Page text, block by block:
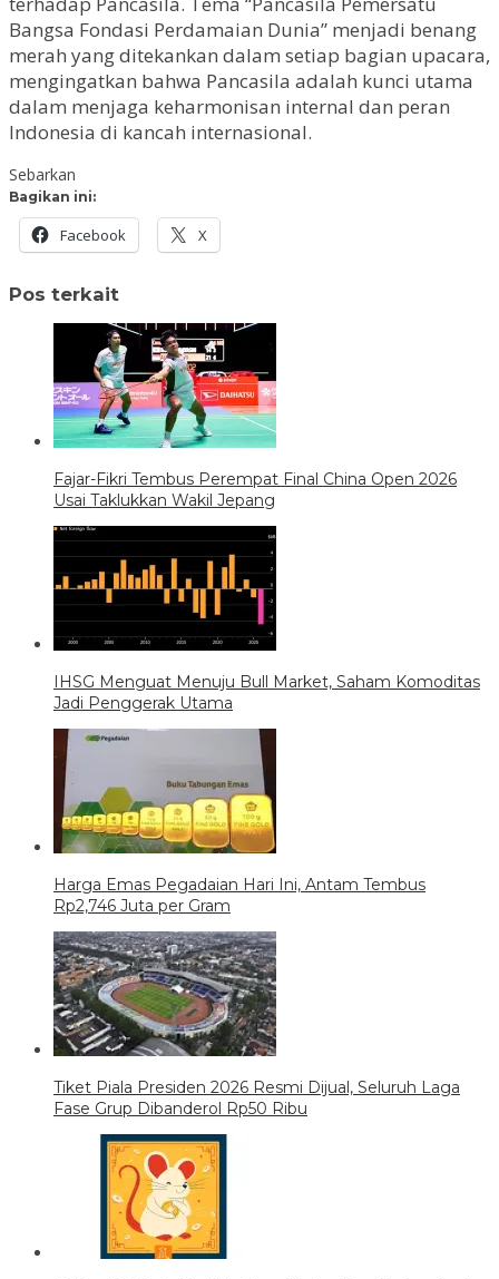
Bangsa Fondasi Perdamaian Dunia” menjadi benang
merah yang ditekankan dalam setiap bagian upacara,
mengingatkan bahwa Pancasila adalah kunci utama
dalam menjaga keharmonisan internal dan peran
Indonesia di kancah internasional.
Sebarkan
Bagikan ini:
Facebook X
Pos terkait
Fajar-Fikri Tembus Perempat Final China Open 2026
Usai Taklukkan Wakil Jepang
IHSG Menguat Menuju Bull Market, Saham Komoditas
Jadi Penggerak Utama
Harga Emas Pegadaian Hari Ini, Antam Tembus
Rp2,746 Juta per Gram
Tiket Piala Presiden 2026 Resmi Dijual, Seluruh Laga
Fase Grup Dibanderol Rp50 Ribu